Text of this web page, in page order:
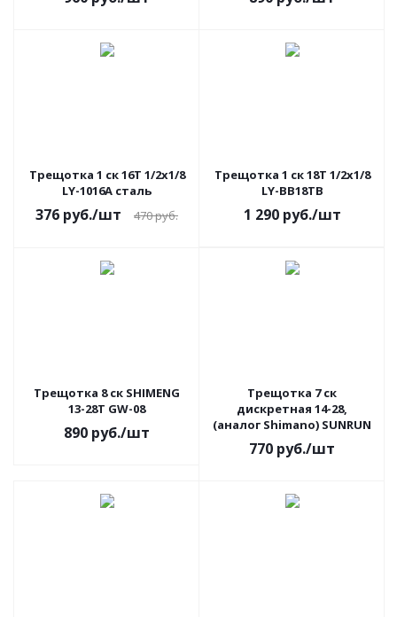
Трещотка 1 ск 16Т 1/2х1/8
LY-1016A сталь
376 руб./шт 470руб.
Трещотка 1 ск 18Т 1/2х1/8
LY-BB18TB
1 290руб./шт
Трещотка 8 ск SHIMENG
13-28T GW-08
890 руб./шт
Трещотка 7 ск
дискретная 14-28,
(аналог Shimano) SUNRUN
770 руб./шт